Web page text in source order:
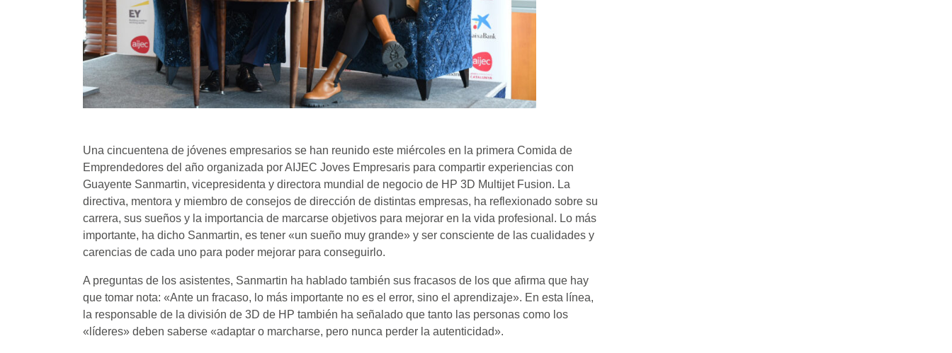
Una cincuentena de jóvenes empresarios se han reunido este miércoles en la primera Comida de
Emprendedores del año organizada por AIJEC Joves Empresaris para compartir experiencias con
Guayente Sanmartin, vicepresidenta y directora mundial de negocio de HP 3D Multijet Fusion. La
directiva, mentora y miembro de consejos de dirección de distintas empresas, ha reflexionado sobre su
carrera, sus sueños y la importancia de marcarse objetivos para mejorar en la vida profesional. Lo más
importante, ha dicho Sanmartin, es tener «un sueño muy grande» y ser consciente de las cualidades y
carencias de cada uno para poder mejorar para conseguirlo.
A preguntas de los asistentes, Sanmartin ha hablado también sus fracasos de los que afirma que hay
que tomar nota: «Ante un fracaso, lo más importante no es el error, sino el aprendizaje». En esta línea,
la responsable de la división de 3D de HP también ha señalado que tanto las personas como los
«líderes» deben saberse «adaptar o marcharse, pero nunca perder la autenticidad».